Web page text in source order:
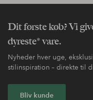
Dit første køb? Vi
dyreste* vare.
Nyheder hver uge,
stilinspiration – direkte til
Bliv kunde